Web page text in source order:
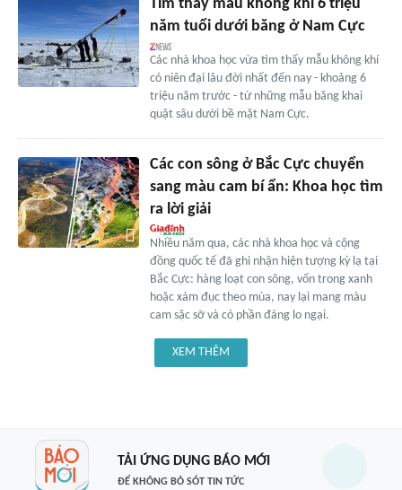
Tìm thấy mẫu không khí 6 triệu
năm tuổi dưới băng ở Nam Cực
Các nhà khoa học vừa tìm thấy mẫu không khí
có niên đại lâu đời nhất đến nay - khoảng 6
triệu năm trước - từ những mẫu băng khai
quật sâu dưới bề mặt Nam Cực.
Các con sông ở Bắc Cực chuyển
sang màu cam bí ẩn: Khoa học tìm
ra lời giải
Nhiều năm qua, các nhà khoa học và cộng
đồng quốc tế đã ghi nhận hiện tượng kỳ lạ tại
Bắc Cực: hàng loạt con sông, vốn trong xanh
hoặc xám đục theo mùa, nay lại mang màu
cam sặc sỡ và có phần đáng lo ngại.
XEM THÊM
TẢI ỨNG DỤNG BÁO MỚI
ĐỂ KHÔNG BỎ SÓT TIN TỨC